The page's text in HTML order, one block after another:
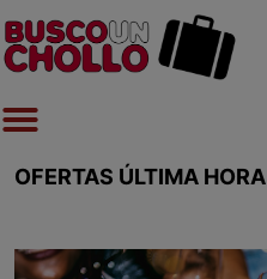
OFERTAS ÚLTIMA HORA